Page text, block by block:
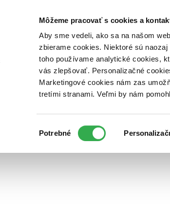
Môžeme pracovať s cookies a
Aby sme vedeli, ako sa na našom
zbierame cookies. Niektoré sú
toho používame analytické cookies,
vás zlepšovať. Personalizačné
Marketingové cookies nám zas
tretími stranami. Veľmi by nám
súhlasu
Potrebné
Poukážky Kontakt